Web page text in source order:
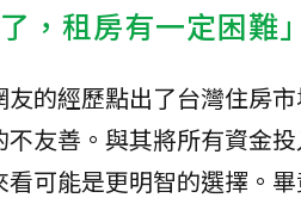
了，租房有一定困難
友的經歷點出了台灣住房
不友善。與其將所有資金
看可能是更明智的選擇。